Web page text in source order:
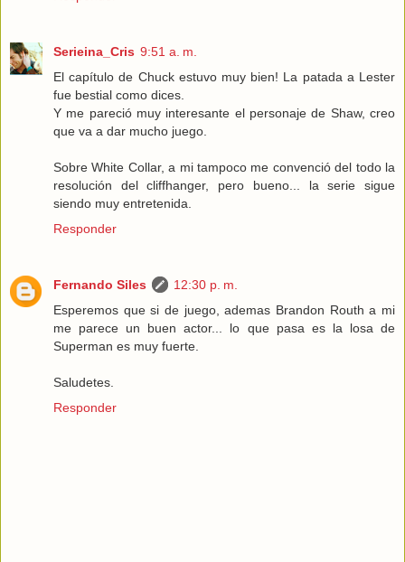
Serieina_Cris 9:51 a. m.
El capítulo de Chuck estuvo muy bien! La patada a Lester
fue bestial como dices.
Y me pareció muy interesante el personaje de Shaw, creo
que va a dar mucho juego.
Sobre White Collar, a mi tampoco me convenció del todo la
resolución del cliffhanger, pero bueno... la serie sigue
siendo muy entretenida.
Responder
Fernando Siles
12:30 p. m.
Esperemos que si de juego, ademas Brandon Routh a mi
me parece un buen actor... lo que pasa es la losa de
Superman es muy fuerte.
Saludetes.
Responder